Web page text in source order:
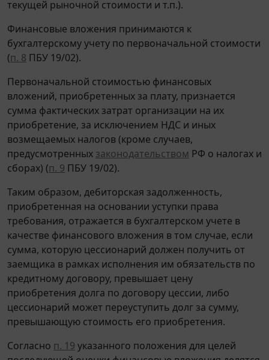
текущей рыночной стоимости и т.п.).
Финансовые вложения принимаются к
бухгалтерскому учету по первоначальной стоимости
(п. 8 ПБУ 19/02).
Первоначальной стоимостью финансовых
вложений, приобретенных за плату, признается
сумма фактических затрат организации на их
приобретение, за исключением НДС и иных
возмещаемых налогов (кроме случаев,
предусмотренных законодательством РФ о налогах и
сборах) (п. 9 ПБУ 19/02).
Таким образом, дебиторская задолженность,
приобретенная на основании уступки права
требования, отражается в бухгалтерском учете в
качестве финансового вложения в том случае, если
сумма, которую цессионарий должен получить от
заемщика в рамках исполнения им обязательств по
кредитному договору, превышает цену
приобретения долга по договору цессии, либо
цессионарий может переуступить долг за сумму,
превышающую стоимость его приобретения.
Согласно п. 19 указанного положения для целей